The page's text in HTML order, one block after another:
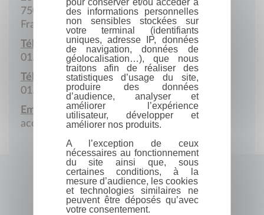
75017 Paris
France
Téléphone :
01.43.18.32.00
Télécopie :
01.43.18.32.09
Email :
accueil@septfilms.fr
pour conserver et/ou accéder à
des informations personnelles
non sensibles stockées sur
votre terminal (identifiants
uniques, adresse IP, données
de navigation, données de
géolocalisation…), que nous
traitons afin de réaliser des
statistiques d’usage du site,
produire des données
d’audience, analyser et
améliorer l’expérience
utilisateur, développer et
améliorer nos produits.
A l’exception de ceux
nécessaires au fonctionnement
du site ainsi que, sous
certaines conditions, à la
mesure d’audience, les cookies
et technologies similaires ne
peuvent être déposés qu’avec
votre consentement.